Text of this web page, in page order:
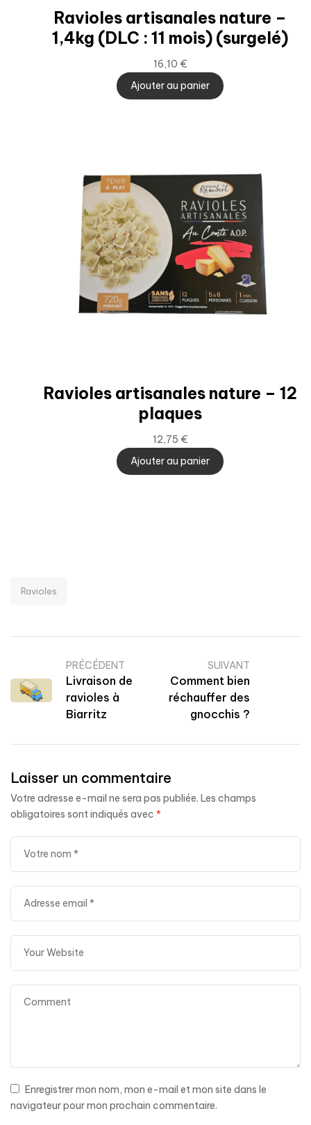
Ravioles artisanales nature –
1,4kg (DLC : 11 mois) (surgelé)
16,10 €
Ajouter au panier
Ravioles artisanales nature – 12
plaques
12,75 €
Ajouter au panier
Ravioles
PRÉCÉDENT
Livraison de
ravioles à
Biarritz
SUIVANT
Comment bien
réchauffer des
gnocchis ?
Laisser un commentaire
Votre adresse e-mail ne sera pas publiée. Les champs
obligatoires sont indiqués avec *
Enregistrer mon nom, mon e-mail et mon site dans le
navigateur pour mon prochain commentaire.